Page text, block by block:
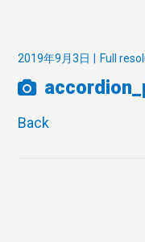
2019年9月3日 Full
Back